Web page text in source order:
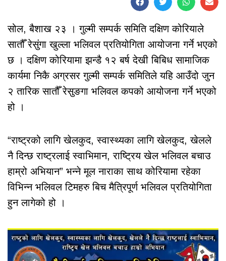
सोल, बैशाख २३ । गुल्मी सम्पर्क समिति दक्षिण कोरियाले
सातौँ रेसुंगा खुल्ला भलिवल प्रतियोगिता आयोजना गर्ने भएको
छ । दक्षिण कोरियामा झन्डै १२ बर्ष देखी बिबिध सामाजिक
कार्यमा निकै अग्रसर गुल्मी सम्पर्क समितिले यहि आउँदो जुन
२ तारिक सातौँ रेसुङगा भलिवल कपको आयोजना गर्ने भएको
हो ।
“राष्ट्रको लागि खेलकुद, स्वास्थ्यका लागि खेलकुद, खेलले
नै दिन्छ राष्ट्रलाई स्वाभिमान, राष्ट्रिय खेल भलिवल बचाउ
हाम्रो अभियान” भन्ने मूल नाराका साथ कोरियामा रहेका
विभिन्न भलिवल टिमहरु बिच मैत्रिपूर्ण भलिवल प्रतियोगिता
हुन लागेको हो ।